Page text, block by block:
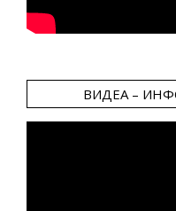
ВИДЕА –